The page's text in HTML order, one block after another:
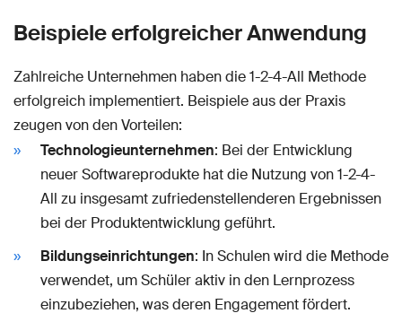
Beispiele erfolgreicher Anwendung
Zahlreiche Unternehmen haben die 1-2-4-All Methode
erfolgreich implementiert. Beispiele aus der Praxis
zeugen von den Vorteilen:
Technologieunternehmen: Bei der Entwicklung
neuer Softwareprodukte hat die Nutzung von 1-2-4-
All zu insgesamt zufriedenstellenderen Ergebnissen
bei der Produktentwicklung geführt.
Bildungseinrichtungen: In Schulen wird die Methode
verwendet, um Schüler aktiv in den Lernprozess
einzubeziehen, was deren Engagement fördert.